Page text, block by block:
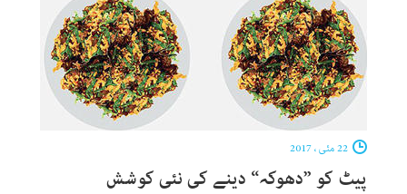
پیٹ کو ”دھوکہ“ دینے کی نئی کوشش